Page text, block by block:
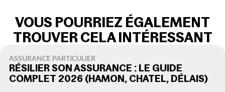
VOUS POURRIEZ ÉGALEMENT
TROUVER CELA INTÉRESSANT
ASSURANCE PARTICULIER
RÉSILIER SON ASSURANCE : LE GUIDE
COMPLET 2026 (HAMON, CHATEL, DÉLAIS)